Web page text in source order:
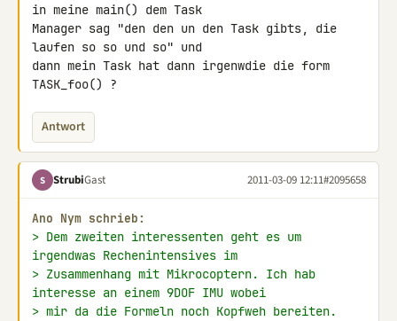
in meine main() dem Task
Manager sag "den den un den Task gibts, die
laufen so so und so" und
dann mein Task hat dann irgenwdie die form
TASK_foo() ?
Antwort
S StrubiGast 2011-03-09 12:11#2095658
Ano Nym schrieb:
> Dem zweiten interessenten geht es um
irgendwas Rechenintensives im
> Zusammenhang mit Mikrocoptern. Ich hab
interesse an einem 9DOF IMU wobei
> mir da die Formeln noch Kopfweh bereiten.